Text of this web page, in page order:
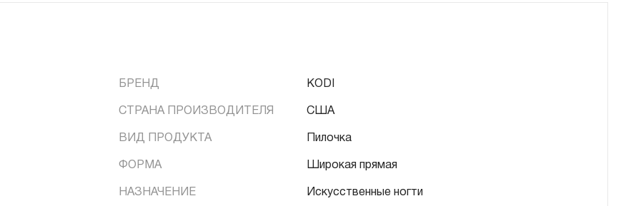
БРЕНД KODI
СТРАНА ПРОИЗВОДИТЕЛЯ США
ВИД ПРОДУКТА Пилочка
ФОРМА Широкая прямая
НАЗНАЧЕНИЕ Искусственные ногти